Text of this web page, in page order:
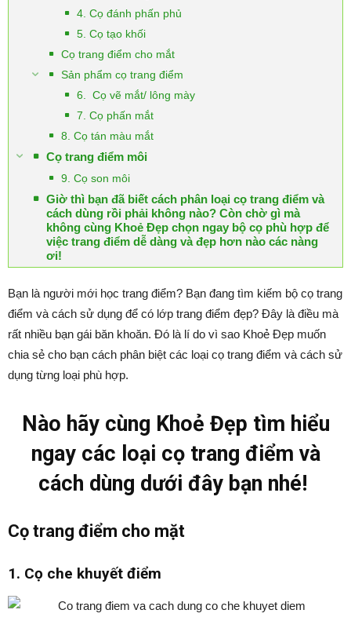
4. Cọ đánh phấn phủ
5. Cọ tạo khối
Cọ trang điểm cho mắt
Sản phẩm cọ trang điểm
6. Cọ vẽ mắt/ lông mày
7. Cọ phấn mắt
8. Cọ tán màu mắt
Cọ trang điểm môi
9. Cọ son môi
Giờ thì bạn đã biết cách phân loại cọ trang điểm và
cách dùng rồi phải không nào? Còn chờ gì mà
không cùng Khoẻ Đẹp chọn ngay bộ cọ phù hợp để
việc trang điểm dễ dàng và đẹp hơn nào các nàng
ơi!
Bạn là người mới học trang điểm? Bạn đang tìm kiếm bộ cọ trang
điểm và cách sử dụng để có lớp trang điểm đẹp? Đây là điều mà
rất nhiều bạn gái băn khoăn. Đó là lí do vì sao Khoẻ Đẹp muốn
chia sẻ cho bạn cách phân biệt các loại cọ trang điểm và cách sử
dụng từng loại phù hợp.
Nào hãy cùng Khoẻ Đẹp tìm hiểu
ngay các loại cọ trang điểm và
cách dùng dưới đây bạn nhé!
Cọ trang điểm cho mặt
1. Cọ che khuyết điểm